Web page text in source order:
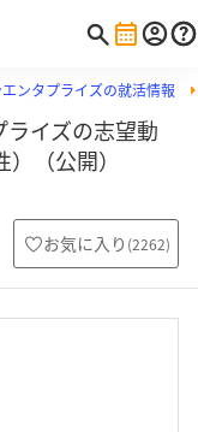
ンタプライズの就活情報
イズの志望動
（公開）
お気に入り (2262)